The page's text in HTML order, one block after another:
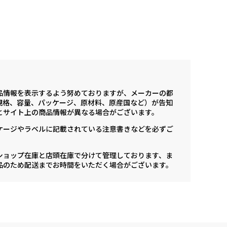
報を表示するよう努めておりますが、メーカーの都
、容量、パッケージ、原材料、原産国など）が告知
イト上の商品情報が異なる場合がございます。
ジやラベルに記載されている注意書きなどを必ずご
ップ在庫と店頭在庫で分けて管理しております、ま
ため配送までお時間をいただく場合がございます。